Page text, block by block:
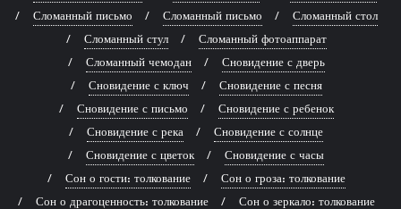
Сломанный письмо Сломанный письмо
Сломанный стол
Сломанный стул
Сломанный фотоаппарат
Сломанный чемодан
Сновидение с дверь
Сновидение с ключ
Сновидение с песня
Сновидение с письмо
Сновидение с ребенок
Сновидение с река
Сновидение с солнце
Сновидение с цветок
Сновидение с часы
Сон о гости: толкование
Сон о гроза: толкование
Сон о драгоценность: толкование
Сон о зеркало: толкование